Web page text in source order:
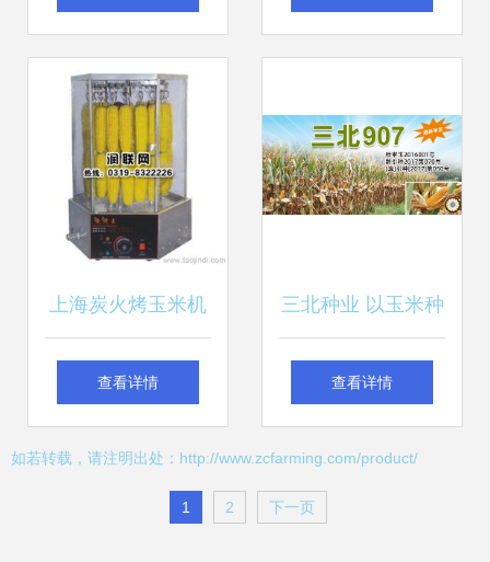
上海炭火烤玉米机
器 价格、厂家、图
查看详情
三北种业 以玉米种
子为核心，引领农
查看详情
如若转载，请注明出处：http://www.zcfarming.com/product/
1 2 下一页